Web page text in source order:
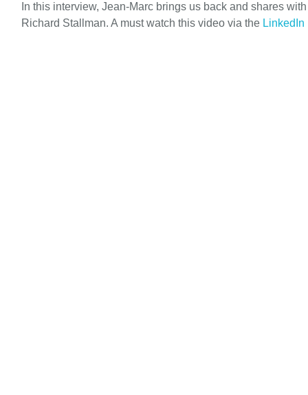
In this interview, Jean-Marc brings us back and shares
Richard Stallman. A must watch this video via the LinkedIn